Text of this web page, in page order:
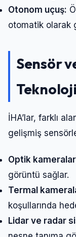
Otonom uçuş:
otomatik olarak
Sensör
İHA’lar, farklı
gelişmiş
Optik
görüntü sağlar.
Termal
koşullarında
Lidar ve radar
Giriş Yap